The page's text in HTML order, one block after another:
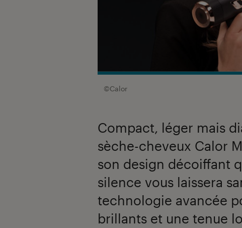
©Calor
Compact, léger mais
sèche-cheveux Calor
son design décoiffant
silence vous laissera
technologie avancée
brillants et une tenue